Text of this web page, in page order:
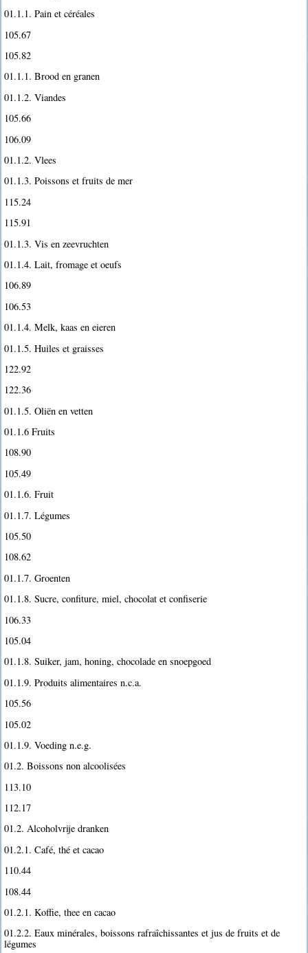
01.1.1. Pain et céréales
105.67
105.82
01.1.1. Brood en granen
01.1.2. Viandes
105.66
106.09
01.1.2. Vlees
01.1.3. Poissons et fruits de mer
115.24
115.91
01.1.3. Vis en zeevruchten
01.1.4. Lait, fromage et oeufs
106.89
106.53
01.1.4. Melk, kaas en eieren
01.1.5. Huiles et graisses
122.92
122.36
01.1.5. Oliën en vetten
01.1.6 Fruits
108.90
105.49
01.1.6. Fruit
01.1.7. Légumes
105.50
108.62
01.1.7. Groenten
01.1.8. Sucre, confiture, miel, chocolat et confiserie
106.33
105.04
01.1.8. Suiker, jam, honing, chocolade en snoepgoed
01.1.9. Produits alimentaires n.c.a.
105.56
105.02
01.1.9. Voeding n.e.g.
01.2. Boissons non alcoolisées
113.10
112.17
01.2. Alcoholvrije dranken
01.2.1. Café, thé et cacao
110.44
108.44
01.2.1. Koffie, thee en cacao
01.2.2. Eaux minérales, boissons rafraîchissantes et jus de fruits et de
légumes